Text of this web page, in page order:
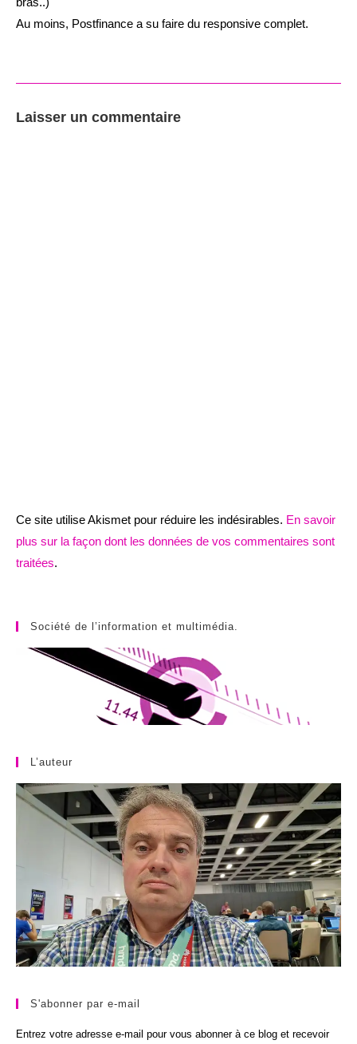
Au moins, Postfinance a su faire du responsive complet.
Laisser un commentaire
Ce site utilise Akismet pour réduire les indésirables. En savoir
plus sur la façon dont les données de vos commentaires sont
traitées.
Société de l’information et multimédia.
L’auteur
S'abonner par e-mail
Entrez votre adresse e-mail pour vous abonner à ce blog et recevoir